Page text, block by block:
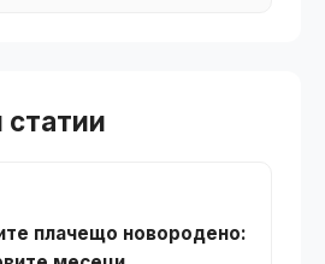
статии
плачещо новородено: